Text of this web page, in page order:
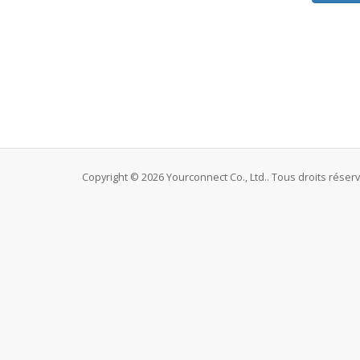
Copyright © 2026 Yourconnect Co., Ltd.. Tous droits